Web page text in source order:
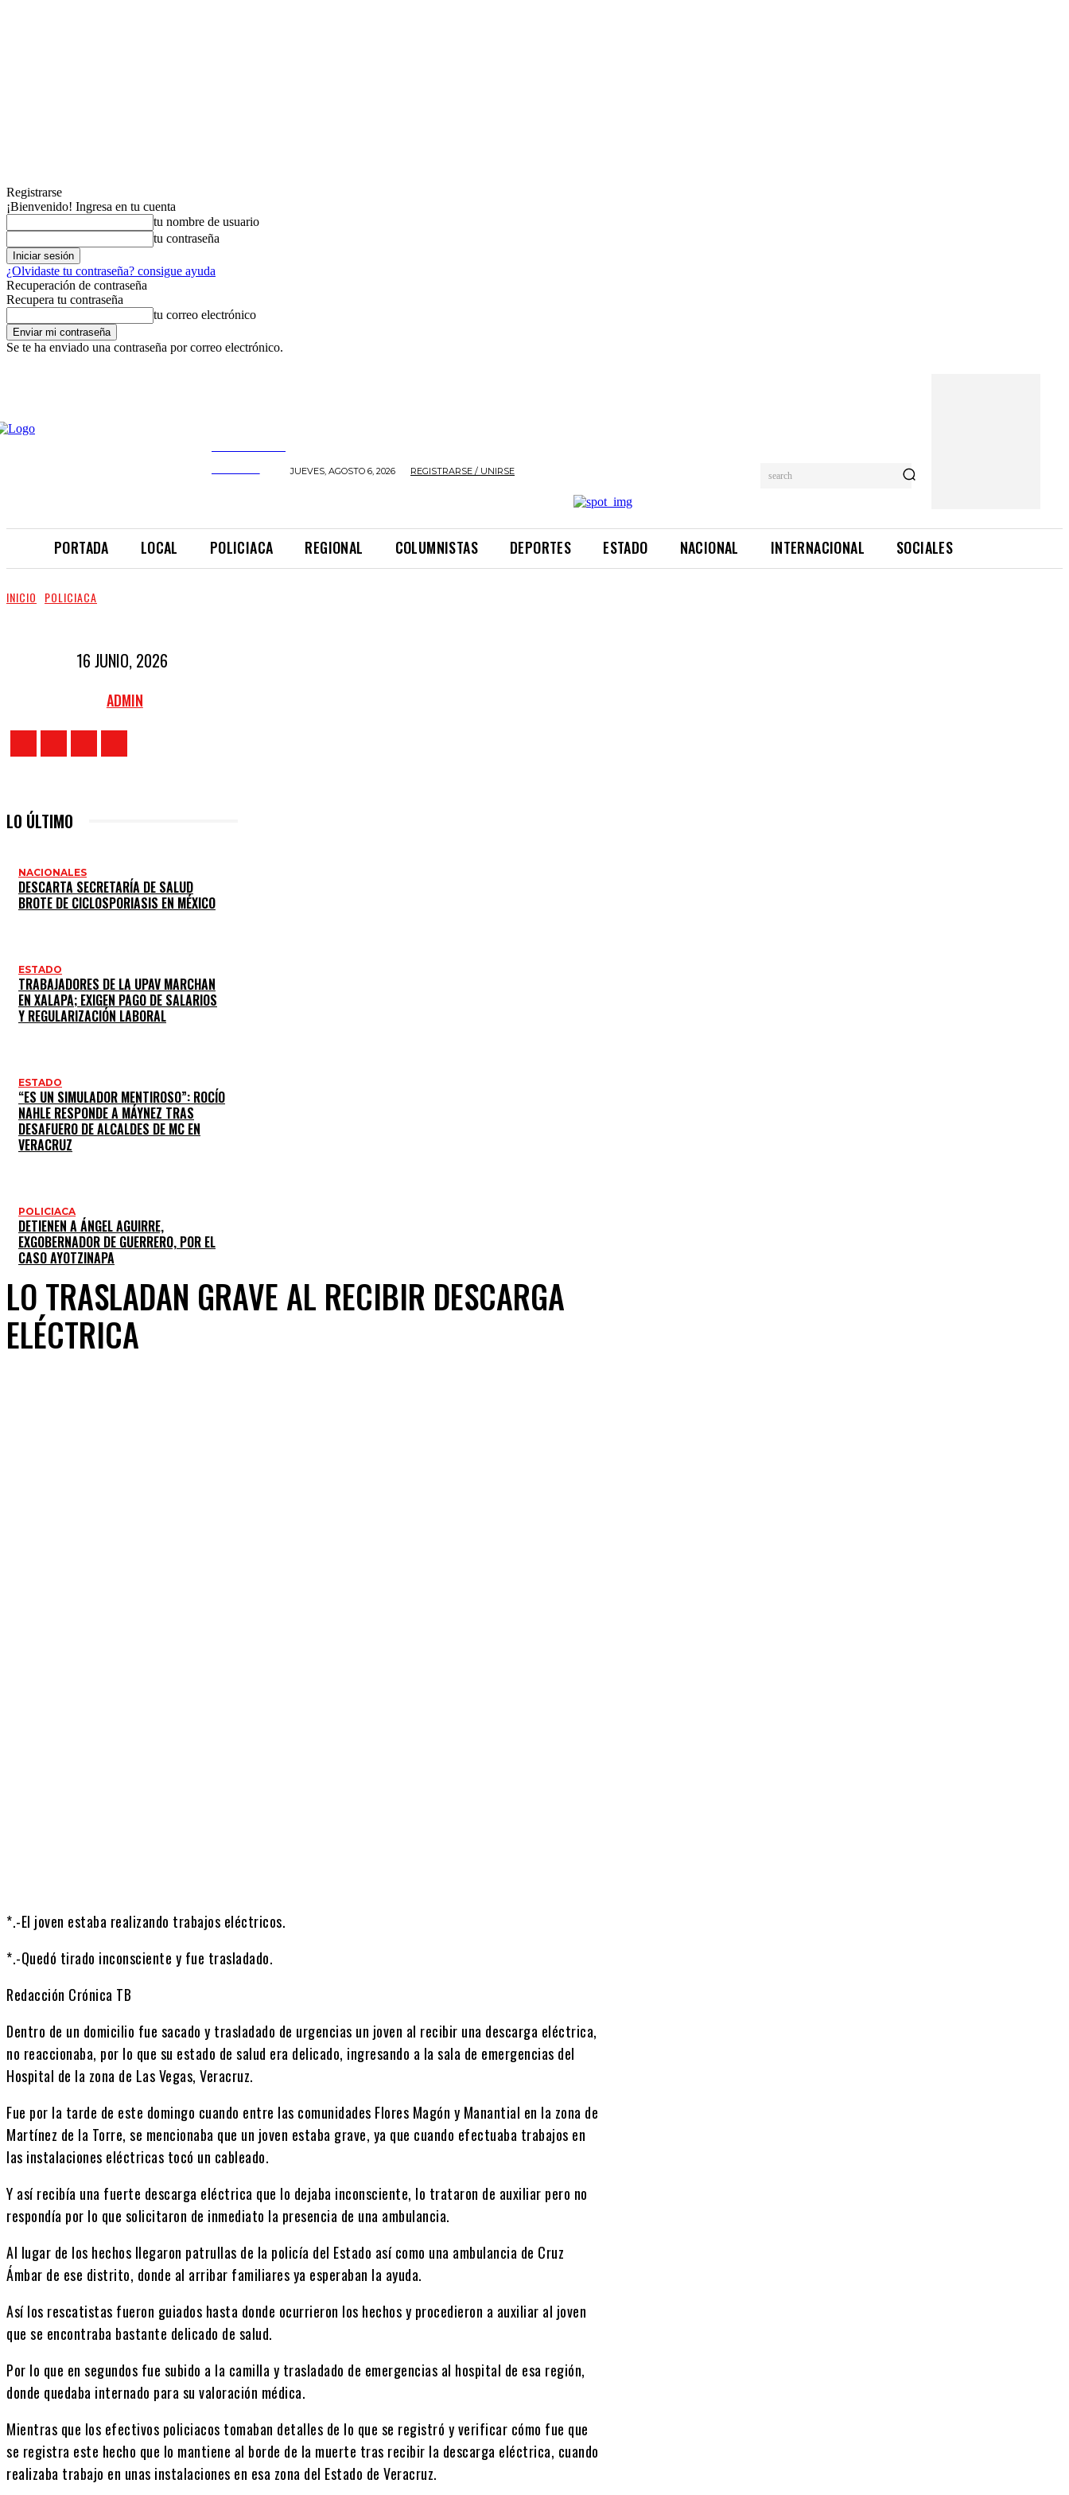
Registrarse
¡Bienvenido! Ingresa en tu cuenta
tu nombre de usuario
tu contraseña
¿Olvidaste tu contraseña? consigue ayuda
Recuperación de contraseña
Recupera tu contraseña
tu correo electrónico
Se te ha enviado una contraseña por correo electrónico.
JUEVES, AGOSTO 6, 2026 REGISTRARSE / UNIRSE search
PORTADA LOCAL POLICIACA REGIONAL COLUMNISTAS DEPORTES ESTADO NACIONAL INTERNACIONAL SOCIALES
INICIO POLICIACA
16 JUNIO, 2026
ADMIN
LO ÚLTIMO
NACIONALES
DESCARTA SECRETARÍA DE SALUD
BROTE DE CICLOSPORIASIS EN MÉXICO
ESTADO
TRABAJADORES DE LA UPAV MARCHAN
EN XALAPA; EXIGEN PAGO DE SALARIOS
Y REGULARIZACIÓN LABORAL
ESTADO
“ES UN SIMULADOR MENTIROSO”: ROCÍO
NAHLE RESPONDE A MÁYNEZ TRAS
DESAFUERO DE ALCALDES DE MC EN
VERACRUZ
POLICIACA
DETIENEN A ÁNGEL AGUIRRE,
EXGOBERNADOR DE GUERRERO, POR EL
CASO AYOTZINAPA
LO TRASLADAN GRAVE AL RECIBIR DESCARGA
ELÉCTRICA
*.-El joven estaba realizando trabajos eléctricos.
*.-Quedó tirado inconsciente y fue trasladado.
Redacción Crónica TB
Dentro de un domicilio fue sacado y trasladado de urgencias un joven al recibir una descarga eléctrica,
no reaccionaba, por lo que su estado de salud era delicado, ingresando a la sala de emergencias del
Hospital de la zona de Las Vegas, Veracruz.
Fue por la tarde de este domingo cuando entre las comunidades Flores Magón y Manantial en la zona de
Martínez de la Torre, se mencionaba que un joven estaba grave, ya que cuando efectuaba trabajos en
las instalaciones eléctricas tocó un cableado.
Y así recibía una fuerte descarga eléctrica que lo dejaba inconsciente, lo trataron de auxiliar pero no
respondía por lo que solicitaron de inmediato la presencia de una ambulancia.
Al lugar de los hechos llegaron patrullas de la policía del Estado así como una ambulancia de Cruz
Ámbar de ese distrito, donde al arribar familiares ya esperaban la ayuda.
Así los rescatistas fueron guiados hasta donde ocurrieron los hechos y procedieron a auxiliar al joven
que se encontraba bastante delicado de salud.
Por lo que en segundos fue subido a la camilla y trasladado de emergencias al hospital de esa región,
donde quedaba internado para su valoración médica.
Mientras que los efectivos policiacos tomaban detalles de lo que se registró y verificar cómo fue que
se registra este hecho que lo mantiene al borde de la muerte tras recibir la descarga eléctrica, cuando
realizaba trabajo en unas instalaciones en esa zona del Estado de Veracruz.